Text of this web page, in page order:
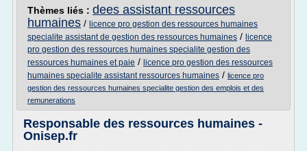
Thèmes liés : dees assistant ressources
humaines / licence pro gestion des ressources humaines
specialite assistant de gestion des ressources humaines / licence
pro gestion des ressources humaines specialite gestion des
ressources humaines et paie / licence pro gestion des ressources
humaines specialite assistant ressources humaines / licence pro
gestion des ressources humaines specialite gestion des emplois et des
remunerations
Responsable des ressources humaines -
Onisep.fr